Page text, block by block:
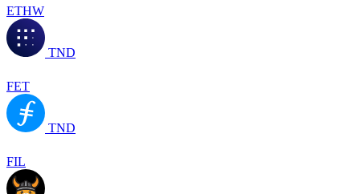
ETHW
TND
FET
TND
FIL